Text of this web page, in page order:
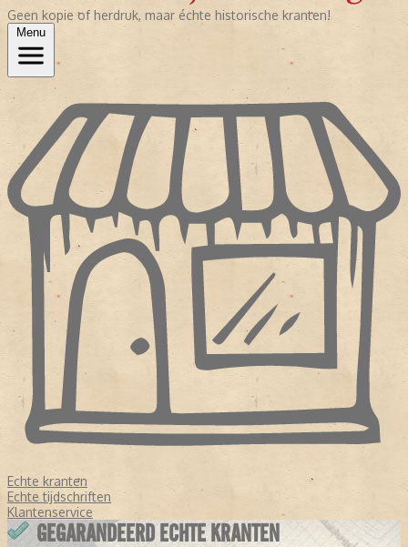
Geen kopie of herdruk, maar échte historische kranten!
Menu
Echte kranten
Echte tijdschriften
Klantenservice
GEGARANDEERD ECHTE KRANTEN